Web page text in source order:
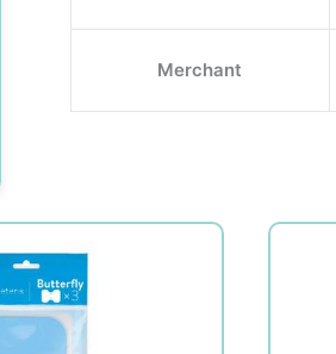
Merchant